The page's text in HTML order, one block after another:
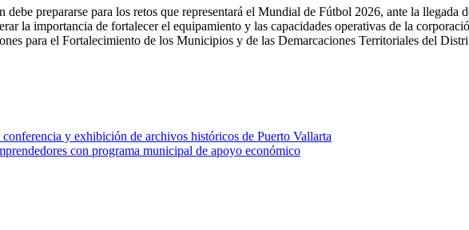
prepararse para los retos que representará el Mundial de Fútbol 2026, ante la llegada
la importancia de fortalecer el equipamiento y las capacidades operativas de la
para el Fortalecimiento de los Municipios y de las Demarcaciones Territoriales del
y exhibición de archivos históricos de Puerto Vallarta
con programa municipal de apoyo económico